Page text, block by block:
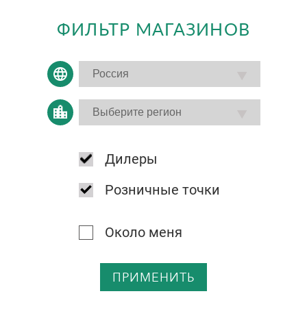
ФИЛЬТР МАГАЗИНОВ
Дилеры
Розничные точки
Около меня
ПРИМЕНИТЬ